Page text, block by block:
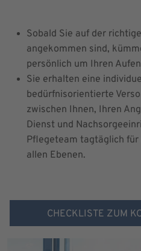
Sobald Sie auf der
angekommen sind,
persönlich um Ihren
Sie erhalten eine
bedürfnisorientierte
zwischen Ihnen, Ihren
Dienst und
Pflegeteam tagtäglich
allen Ebenen.
CHECKLISTE ZUM